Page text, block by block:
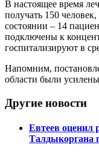
В настоящее время
получать 150
состоянии – 14
подключены к
госпитализируют в
Напомним,
области были
Другие новости
Евтеев оценил
Талдыкоргана